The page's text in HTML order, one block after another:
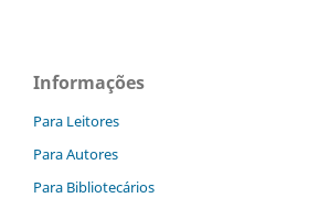
Informações
Para Leitores
Para Autores
Para Bibliotecários